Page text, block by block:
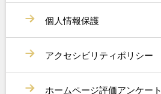
個人情報保護
アクセシビリティポリシー
ホームページ評価アンケート